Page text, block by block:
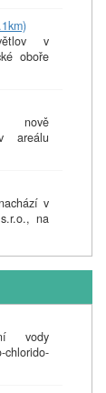
v
oboře
nově
areálu
v
na
vody
chlorido-